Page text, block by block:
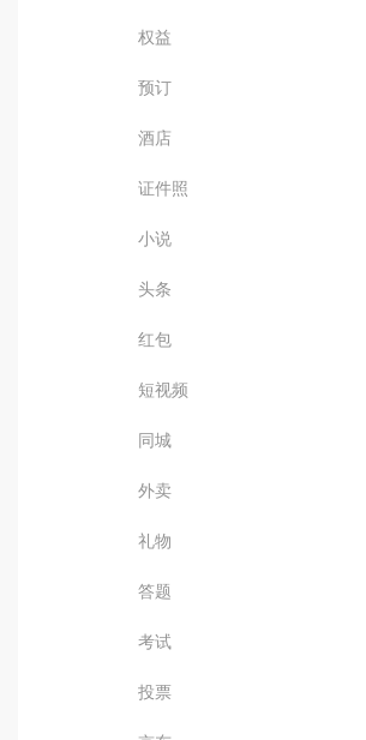
权益
预订
酒店
证件照
小说
头条
红包
短视频
同城
外卖
礼物
答题
考试
投票